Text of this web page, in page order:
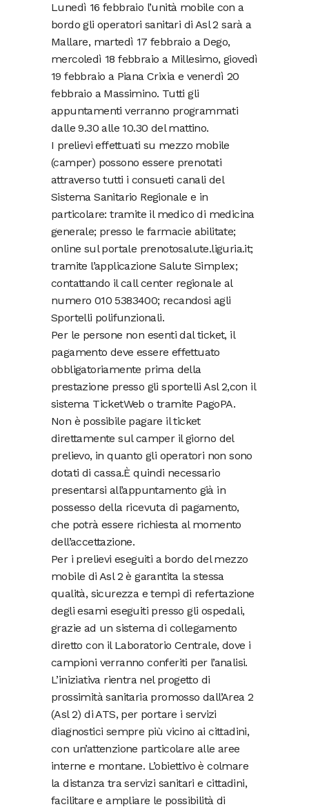
Lunedì 16 febbraio l’unità mobile con a
bordo gli operatori sanitari di Asl 2 sarà a
Mallare, martedì 17 febbraio a Dego,
mercoledì 18 febbraio a Millesimo, giovedì
19 febbraio a Piana Crixia e venerdì 20
febbraio a Massimino. Tutti gli
appuntamenti verranno programmati
dalle 9.30 alle 10.30 del mattino.
I prelievi effettuati su mezzo mobile
(camper) possono essere prenotati
attraverso tutti i consueti canali del
Sistema Sanitario Regionale e in
particolare: tramite il medico di medicina
generale; presso le farmacie abilitate;
online sul portale prenotosalute.liguria.it;
tramite l’applicazione Salute Simplex;
contattando il call center regionale al
numero 010 5383400; recandosi agli
Sportelli polifunzionali.
Per le persone non esenti dal ticket, il
pagamento deve essere effettuato
obbligatoriamente prima della
prestazione presso gli sportelli Asl 2,con il
sistema TicketWeb o tramite PagoPA.
Non è possibile pagare il ticket
direttamente sul camper il giorno del
prelievo, in quanto gli operatori non sono
dotati di cassa.È quindi necessario
presentarsi all’appuntamento già in
possesso della ricevuta di pagamento,
che potrà essere richiesta al momento
dell’accettazione.
Per i prelievi eseguiti a bordo del mezzo
mobile di Asl 2 è garantita la stessa
qualità, sicurezza e tempi di refertazione
degli esami eseguiti presso gli ospedali,
grazie ad un sistema di collegamento
diretto con il Laboratorio Centrale, dove i
campioni verranno conferiti per l’analisi.
L’iniziativa rientra nel progetto di
prossimità sanitaria promosso dall’Area 2
(Asl 2) di ATS, per portare i servizi
diagnostici sempre più vicino ai cittadini,
con un’attenzione particolare alle aree
interne e montane. L’obiettivo è colmare
la distanza tra servizi sanitari e cittadini,
facilitare e ampliare le possibilità di